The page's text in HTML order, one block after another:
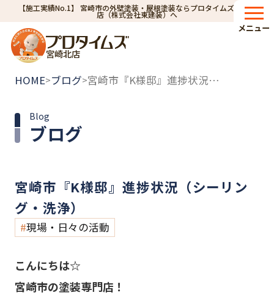
【施工実績No.1】 宮崎市の外壁塗装・屋根塗装ならプロタイムズ宮崎北
店（株式会社東建装）へ
宮崎北店
メニュー
HOME>ブログ> 宮崎市『K様邸』進捗状況（シーリング・洗浄）
ブログ
Blog
宮崎市『K様邸』進捗状況（シーリン
グ・洗浄）
現場・日々の活動
こんにちは☆
宮崎市の塗装専門店！